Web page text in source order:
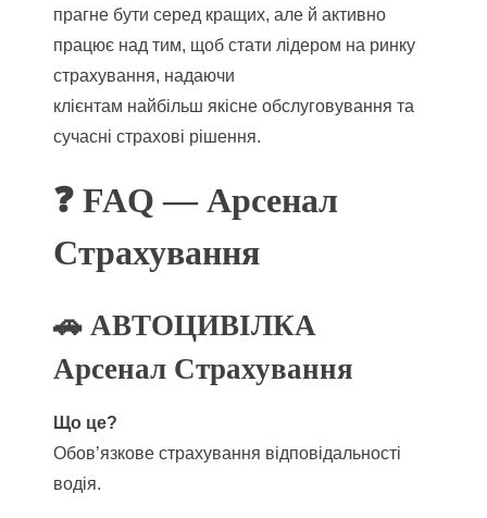
прагне бути серед кращих, але й активно
працює над тим, щоб стати лідером на ринку
страхування, надаючи
клієнтам найбільш якісне обслуговування та
сучасні страхові рішення.
❓ FAQ — Арсенал
Страхування
🚗 АВТОЦИВІЛКА
Арсенал Страхування
Що це?
Обов’язкове страхування відповідальності
водія.